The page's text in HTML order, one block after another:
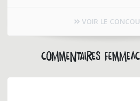
VOIR LE
Commentaires